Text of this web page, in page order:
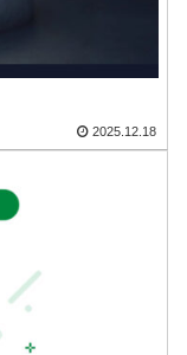
2025.12.18